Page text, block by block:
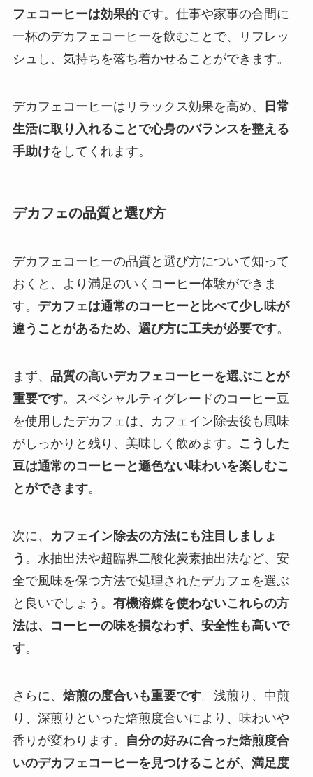
フェコーヒーは効果的です。仕事や家事の合間に
一杯のデカフェコーヒーを飲むことで、リフレッ
シュし、気持ちを落ち着かせることができます。
デカフェコーヒーはリラックス効果を高め、
日常
生活に取り入れることで心身のバランスを整える
手助けをしてくれます。
デカフェの品質と選び方
デカフェコーヒーの品質と選び方について知って
おくと、より満足のいくコーヒー体験ができま
す。 デカフェは通常のコーヒーと比べて少し味が
違うことがあるため、選び方に工夫が必要です。
まず、 品質の高いデカフェコーヒーを選ぶことが
重要です。スペシャルティグレードのコーヒー豆
を使用したデカフェは、カフェイン除去後も風味
がしっかりと残り、美味しく飲めます。
こうした
豆は通常のコーヒーと遜色ない味わいを楽しむこ
とができます。
次に、
カフェイン除去の方法にも注目しましょ
う 。水抽出法や超臨界二酸化炭素抽出法など、安
全で風味を保つ方法で処理されたデカフェを選ぶ
と良いでしょう。 有機溶媒を使わないこれらの方
法は、コーヒーの味を損なわず、安全性も高いで
す。
さらに、 焙煎の度合いも重要です。浅煎り、中煎
り、深煎りといった焙煎度合いにより、味わいや
香りが変わります。
自分の好みに合った焙煎度合
いのデカフェコーヒーを見つけることが、満足度